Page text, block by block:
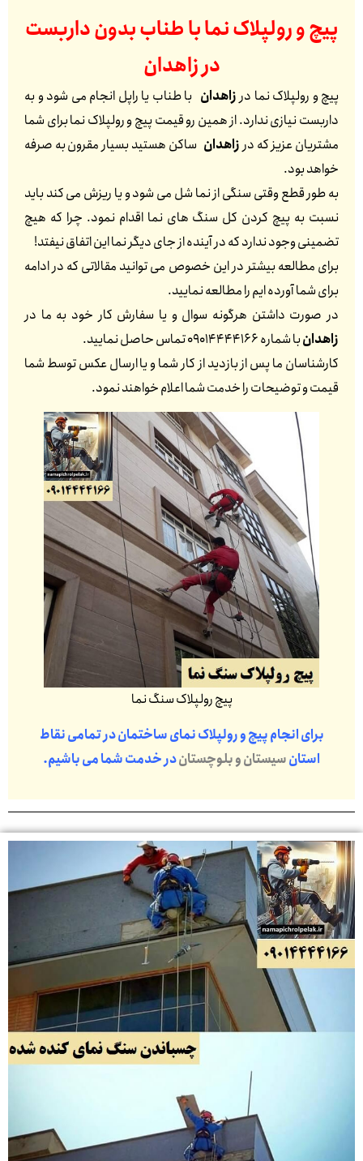
پیچ و رولپلاک نما با طناب بدون داربست
درزاهدان
پیچ و رولپلاک نما درزاهدان با طناب یا راپل انجام می شود و به
داربست نیازی ندارد. از همین رو قیمت پیچ و رولپلاک نما برای شما
مشتریان عزیز که درزاهدان ساکن هستید بسیار مقرون به صرفه
خواهد بود.
به طور قطع وقتی سنگی از نما شل می شود و یا ریزش می کند باید
نسبت به پیچ کردن کل سنگ های نما اقدام نمود. چرا که هیچ
تضمینی وجود ندارد که در آینده از جای دیگر نما این اتفاق نیفتد!
برای مطالعه بیشتر در این خصوص می توانید مقالاتی که در ادامه
برای شما آورده ایم را مطالعه نمایید.
در صورت داشتن هرگونه سوال و یا سفارش کار خود به ما در
زاهدانبا شماره 09014444166 تماس حاصل نمایید.
کارشناسان ما پس از بازدید از کار شما و یا ارسال عکس توسط شما
قیمت و توضیحات را خدمت شما اعلام خواهند نمود.
پیچ رولپلاک سنگ نما
برای انجام پیچ و رولپلاک نمای ساختمان در تمامی نقاط
استانسیستان و بلوچستاندر خدمت شما می باشیم.